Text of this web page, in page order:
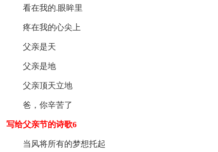
看在我的.眼眸里
疼在我的心尖上
父亲是天
父亲是地
父亲顶天立地
爸，你辛苦了
写给父亲节的诗歌6
当风将所有的梦想托起